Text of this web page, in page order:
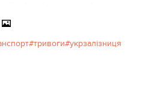
тривог. Це вже допомогло
досвід подорожей. Поїзди
тривоги укрзалізниця